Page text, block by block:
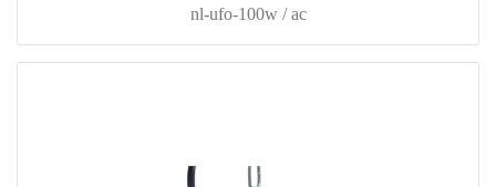
nl-ufo-100w / ac